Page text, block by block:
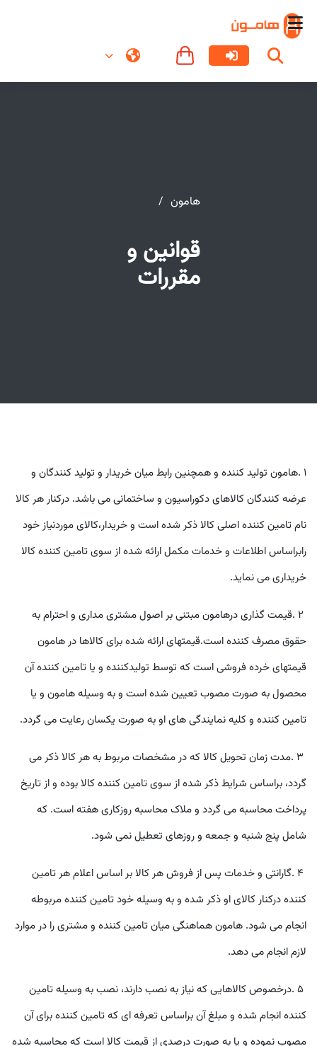
هامون
قوانین و
مقررات
١ .هامون تولید کننده و همچنین رابط ميان خريدار و توليد کنندگان و
عرضه کنندگان کالاهای دکوراسيون و ساختمانی می باشد. درکنار هر کالا
نام تامين کننده اصلی کالا ذکر شده است و خريدار،کالای موردنياز خود
رابراساس اطلاعات و خدمات مکمل ارائه شده از سوی تامين کننده کالا
خريداری می نمايد.
٢ .قيمت گذاری درهامون مبتنی بر اصول مشتری مداری و احترام به
حقوق مصرف کننده است.قيمتهای ارائه شده برای کالاها در هامون
قيمتهای خرده فروشی است که توسط توليدکننده و يا تامين کننده آن
محصول به صورت مصوب تعيين شده است و به وسيله هامون و یا
تامين کننده و کليه نمايندگی های او به صورت يکسان رعايت می گردد.
٣ .مدت زمان تحويل کالا که در مشخصات مربوط به هر کالا ذکر می
گردد، براساس شرايط ذکر شده از سوی تامين کننده کالا بوده و از تاريخ
پرداخت محاسبه می گردد و ملاک محاسبه روزکاری هفته است. که
شامل پنج شنبه و جمعه و روزهای تعطیل نمی شود.
۴ .گارانتی و خدمات پس از فروش هر کالا بر اساس اعلام هر تامين
کننده درکنار کالای او ذکر شده و به وسيله خود تامين کننده مربوطه
انجام می شود. هامون هماهنگی ميان تامين کننده و مشتری را در موارد
لازم انجام می دهد.
۵ .درخصوص کالاهايی که نياز به نصب دارند، نصب به وسيله تامين
کننده انجام شده و مبلغ آن براساس تعرفه ای که تامين کننده برای آن
مصوب نموده و يا به صورت درصدی از قيمت کالا است که محاسبه شده